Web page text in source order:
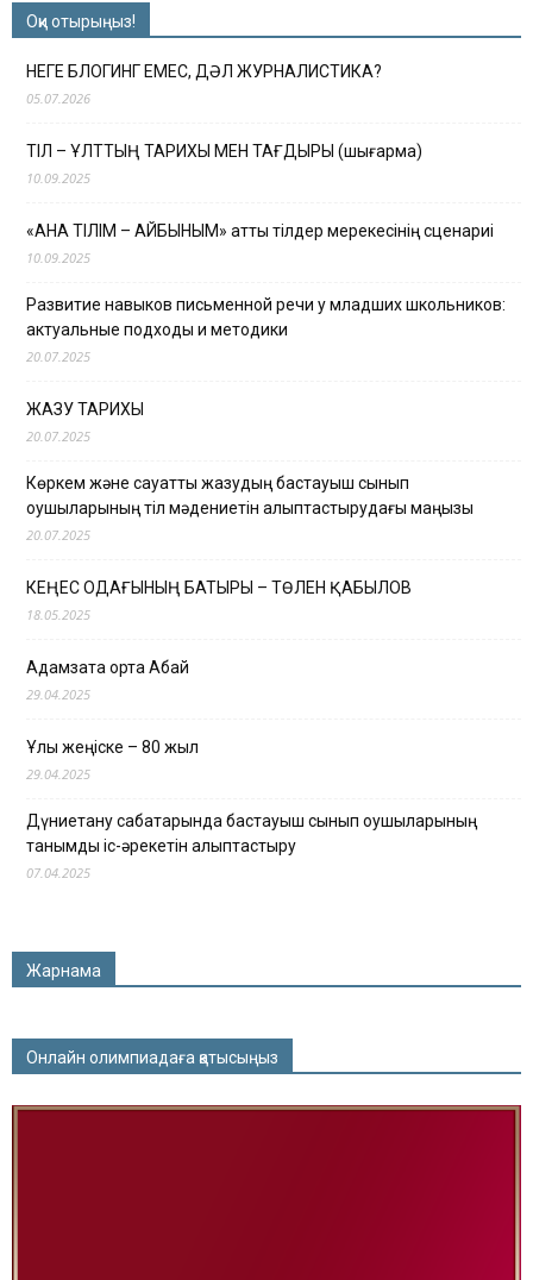
Оқи отырыңыз!
НЕГЕ БЛОГИНГ ЕМЕС, ДӘЛ ЖУРНАЛИСТИКА?
05.07.2026
ТІЛ – ҰЛТТЫҢ ТАРИХЫ МЕН ТАҒДЫРЫ (шығарма)
10.09.2025
«АНА ТІЛІМ – АЙБЫНЫМ» атты тілдер мерекесінің сценариі
10.09.2025
Развитие навыков письменной речи у младших школьников:
актуальные подходы и методики
20.07.2025
ЖАЗУ ТАРИХЫ
20.07.2025
Көркем және сауатты жазудың бастауыш сынып
оқушыларының тіл мәдениетін қалыптастырудағы маңызы
20.07.2025
КЕҢЕС ОДАҒЫНЫҢ БАТЫРЫ – ТӨЛЕН ҚАБЫЛОВ
18.05.2025
Адамзатқа ортақ Абай
29.04.2025
Ұлы жеңіске – 80 жыл
29.04.2025
Дүниетану сабақтарында бастауыш сынып оқушыларының
танымдық іс-әрекетін қалыптастыру
07.04.2025
Жарнама
Онлайн олимпиадаға қатысыңыз